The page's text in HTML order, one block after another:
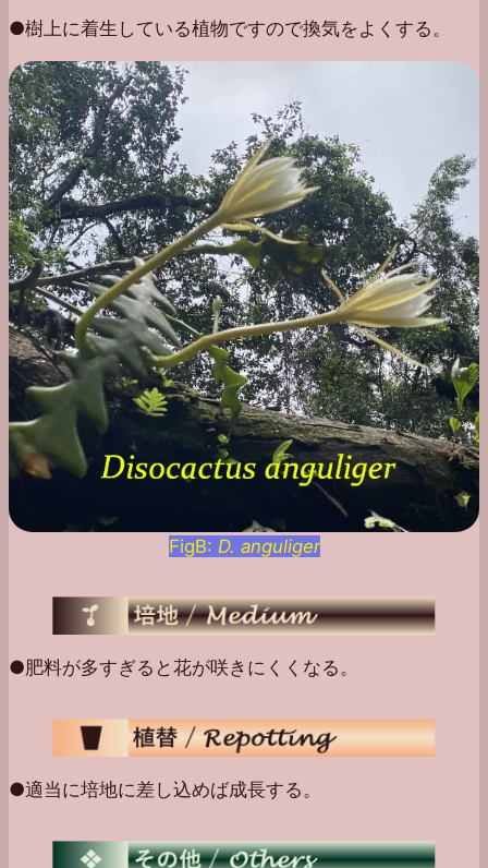
●樹上に着生している植物ですので換気をよくする。
FigB: D. anguliger
●肥料が多すぎると花が咲きにくくなる。
●適当に培地に差し込めば成長する。